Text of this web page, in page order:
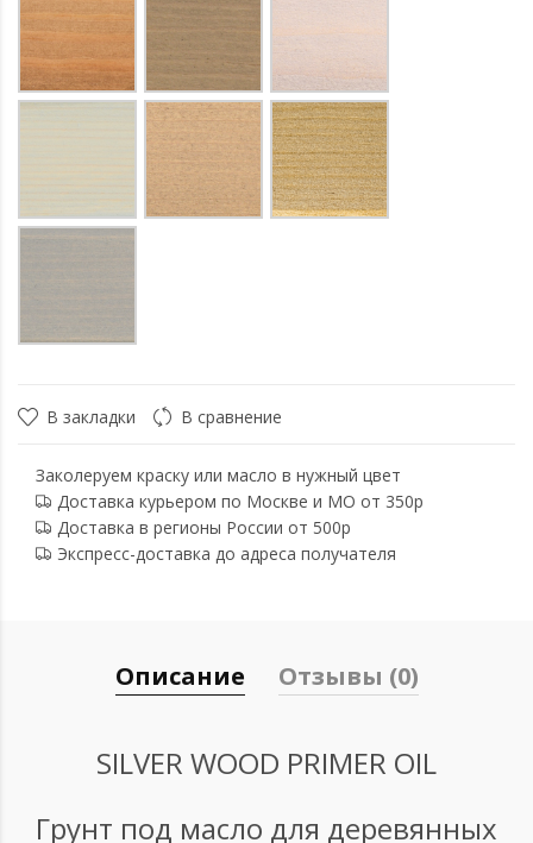
В закладки В сравнение
Заколеруем краску или масло в нужный цвет
Доставка курьером по Москве и МО от 350р
Доставка в регионы России от 500р
Экспресс-доставка до адреса получателя
Описание Отзывы (0)
SILVER WOOD PRIMER OIL
Грунт под масло для деревянных